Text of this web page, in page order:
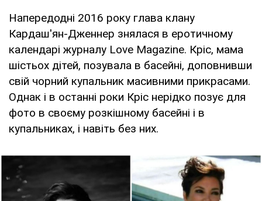
Напередодні 2016 року глава клану
Кардаш'ян-Дженнер знялася в еротичному
календарі журналу Love Magazine. Кріс, мама
шістьох дітей, позувала в басейні, доповнивши
свій чорний купальник масивними прикрасами.
Однак і в останні роки Кріс нерідко позує для
фото в своєму розкішному басейні і в
купальниках, і навіть без них.